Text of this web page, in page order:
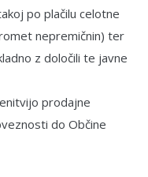
po plačilu celotne
nepremičnin) ter
z določili te javne
prodajne
do Občine